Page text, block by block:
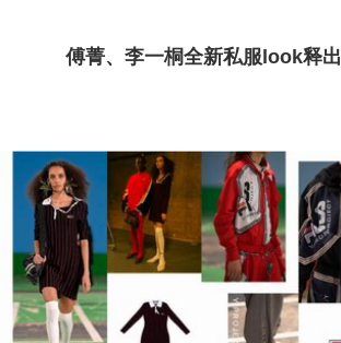
傅菁、李一桐全新私服look释出